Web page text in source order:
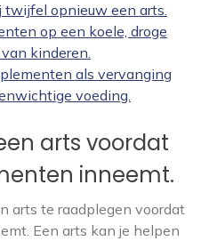
twijfel opnieuw een arts.
op een koele, droge
kinderen.
als vervanging
voeding.
arts voordat
inneemt.
arts te raadplegen voordat
Een arts kan je helpen